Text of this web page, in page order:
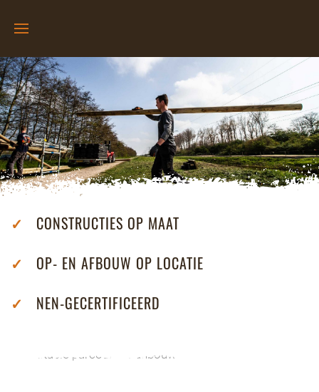
✓
CONSTRUCTIES OP MAAT
✓
OP- EN AFBOUW OP LOCATIE
✓
NEN-GECERTIFICEERD